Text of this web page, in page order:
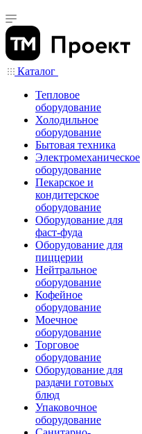
Каталог
Тепловое
оборудование
Холодильное
оборудование
Бытовая техника
Электромеханическое
оборудование
Пекарское и
кондитерское
оборудование
Оборудование для
фаст-фуда
Оборудование для
пиццерии
Нейтральное
оборудование
Кофейное
оборудование
Моечное
оборудование
Торговое
оборудование
Оборудование для
раздачи готовых
блюд
Упаковочное
оборудование